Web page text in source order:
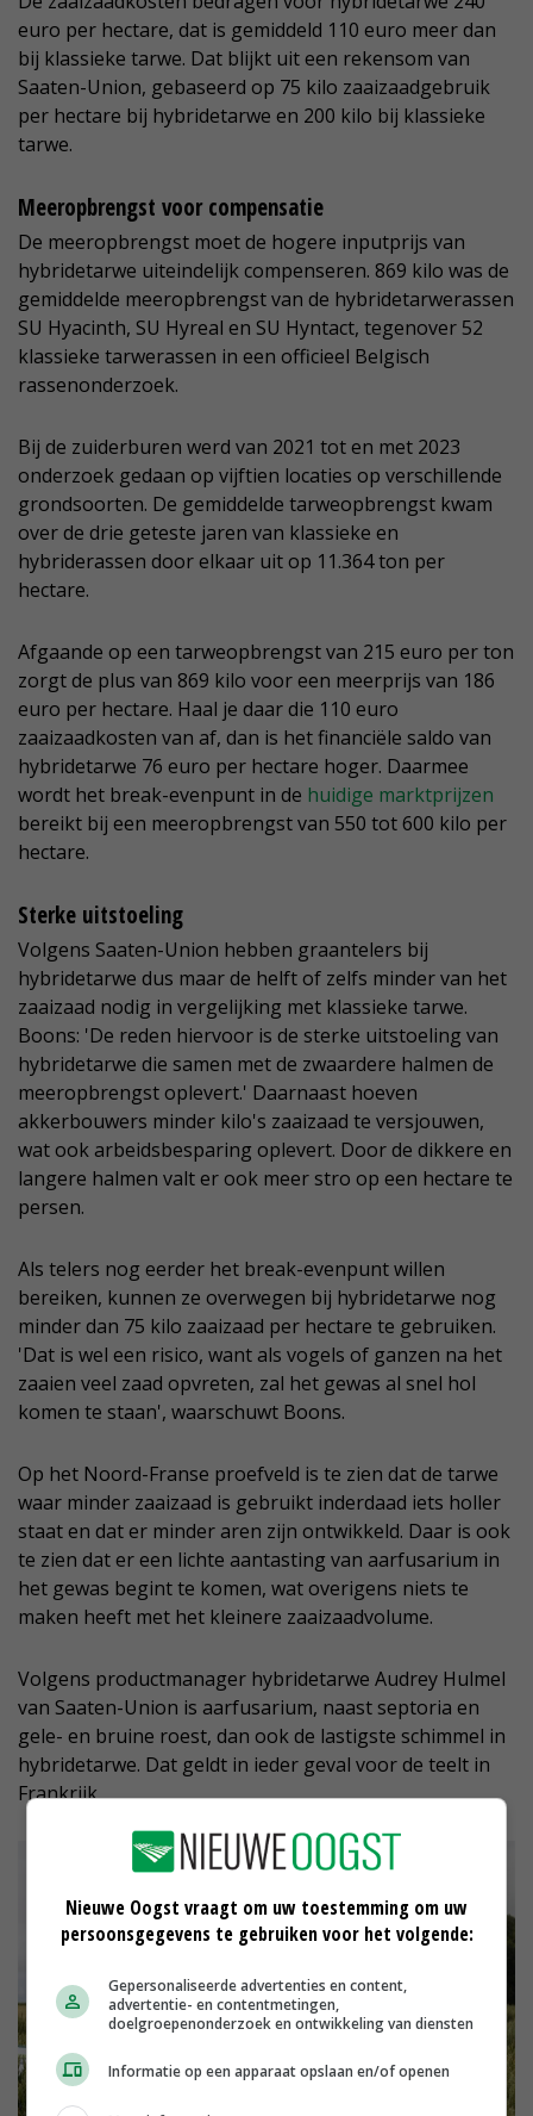
euro per hectare, dat is gemiddeld 110 euro meer dan
bij klassieke tarwe. Dat blijkt uit een rekensom van
Saaten-Union, gebaseerd op 75 kilo zaaizaadgebruik
per hectare bij hybridetarwe en 200 kilo bij klassieke
tarwe.
Meeropbrengst voor compensatie
De meeropbrengst moet de hogere inputprijs van
hybridetarwe uiteindelijk compenseren. 869 kilo was de
gemiddelde meeropbrengst van de hybridetarwerassen
SU Hyacinth, SU Hyreal en SU Hyntact, tegenover 52
klassieke tarwerassen in een officieel Belgisch
rassenonderzoek.
Bij de zuiderburen werd van 2021 tot en met 2023
onderzoek gedaan op vijftien locaties op verschillende
grondsoorten. De gemiddelde tarweopbrengst kwam
over de drie geteste jaren van klassieke en
hybriderassen door elkaar uit op 11.364 ton per
hectare.
Afgaande op een tarweopbrengst van 215 euro per ton
zorgt de plus van 869 kilo voor een meerprijs van 186
euro per hectare. Haal je daar die 110 euro
zaaizaadkosten van af, dan is het financiële saldo van
hybridetarwe 76 euro per hectare hoger. Daarmee
wordt het break-evenpunt in de huidige marktprijzen
bereikt bij een meeropbrengst van 550 tot 600 kilo per
hectare.
Sterke uitstoeling
Volgens Saaten-Union hebben graantelers bij
hybridetarwe dus maar de helft of zelfs minder van het
zaaizaad nodig in vergelijking met klassieke tarwe.
Boons: 'De reden hiervoor is de sterke uitstoeling van
hybridetarwe die samen met de zwaardere halmen de
meeropbrengst oplevert.' Daarnaast hoeven
akkerbouwers minder kilo's zaaizaad te versjouwen,
wat ook arbeidsbesparing oplevert. Door de dikkere en
langere halmen valt er ook meer stro op een hectare te
persen.
Als telers nog eerder het break-evenpunt willen
bereiken, kunnen ze overwegen bij hybridetarwe nog
minder dan 75 kilo zaaizaad per hectare te gebruiken.
'Dat is wel een risico, want als vogels of ganzen na het
zaaien veel zaad opvreten, zal het gewas al snel hol
komen te staan', waarschuwt Boons.
Op het Noord-Franse proefveld is te zien dat de tarwe
waar minder zaaizaad is gebruikt inderdaad iets holler
staat en dat er minder aren zijn ontwikkeld. Daar is ook
te zien dat er een lichte aantasting van aarfusarium in
het gewas begint te komen, wat overigens niets te
maken heeft met het kleinere zaaizaadvolume.
Volgens productmanager hybridetarwe Audrey Hulmel
van Saaten-Union is aarfusarium, naast septoria en
gele- en bruine roest, dan ook de lastigste schimmel in
hybridetarwe. Dat geldt in ieder geval voor de teelt in
Frankrijk.
Nieuwe Oogst vraagt om uw toestemming om uw
persoonsgegevens te gebruiken voor het volgende:
Gepersonaliseerde advertenties en content,
advertentie- en contentmetingen,
doelgroepenonderzoek en ontwikkeling van diensten
Informatie op een apparaat opslaan en/of openen